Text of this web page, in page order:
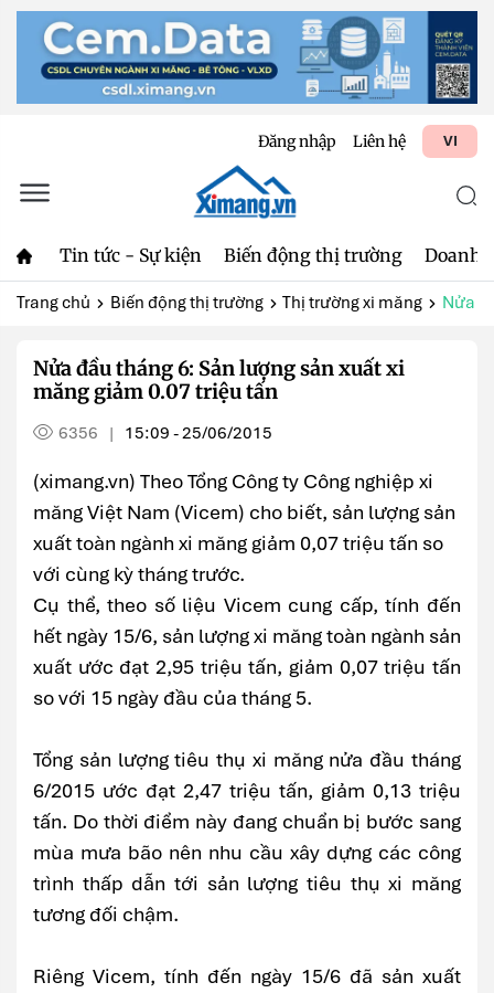
Đăng nhập Liên hệ VI
Tin tức - Sự kiện Biến động thị trường Doanh
Trang chủ Biến động thị trường Thị trường xi măng Nửa
Nửa đầu tháng 6: Sản lượng sản xuất xi
măng giảm 0.07 triệu tấn
6356 | 15:09 - 25/06/2015
(ximang.vn) Theo Tổng Công ty Công nghiệp xi
măng Việt Nam (Vicem) cho biết, sản lượng sản
xuất toàn ngành xi măng giảm 0,07 triệu tấn so
với cùng kỳ tháng trước.
Cụ thể, theo số liệu Vicem cung cấp, tính đến
hết ngày 15/6, sản lượng xi măng toàn ngành sản
xuất ước đạt 2,95 triệu tấn, giảm 0,07 triệu tấn
so với 15 ngày đầu của tháng 5.
Tổng sản lượng tiêu thụ xi măng nửa đầu tháng
6/2015 ước đạt 2,47 triệu tấn, giảm 0,13 triệu
tấn. Do thời điểm này đang chuẩn bị bước sang
mùa mưa bão nên nhu cầu xây dựng các công
trình thấp dẫn tới sản lượng tiêu thụ xi măng
tương đối chậm.
Riêng Vicem, tính đến ngày 15/6 đã sản xuất